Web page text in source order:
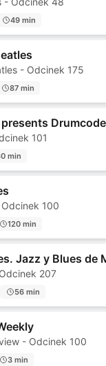
49 min
- Odcinek 175
87 min
Drumcode
101
min
100
120 min
Jazz y Blues de
207
56 min
- Odcinek 100
3 min